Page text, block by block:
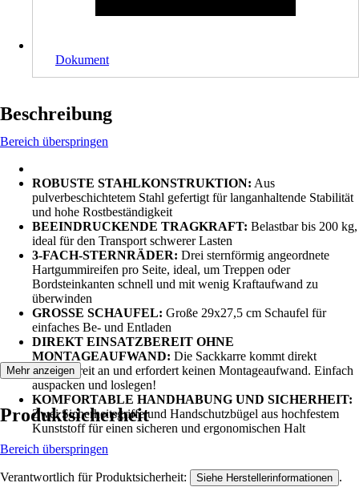
Dokument
Beschreibung
Bereich überspringen
ROBUSTE STAHLKONSTRUKTION: Aus
pulverbeschichtetem Stahl gefertigt für langanhaltende Stabilität
und hohe Rostbeständigkeit
BEEINDRUCKENDE TRAGKRAFT: Belastbar bis 200 kg,
ideal für den Transport schwerer Lasten
3-FACH-STERNRÄDER: Drei sternförmig angeordnete
Hartgummireifen pro Seite, ideal, um Treppen oder
Bordsteinkanten schnell und mit wenig Kraftaufwand zu
überwinden
GROSSE SCHAUFEL: Große 29x27,5 cm Schaufel für
einfaches Be- und Entladen
DIREKT EINSATZBEREIT OHNE
MONTAGEAUFWAND: Die Sackkarre kommt direkt
einsatzbereit an und erfordert keinen Montageaufwand. Einfach
auspacken und loslegen!
KOMFORTABLE HANDHABUNG UND SICHERHEIT:
Zwei Sicherheitsgriffe und Handschutzbügel aus hochfestem
Kunststoff für einen sicheren und ergonomischen Halt
Mehr anzeigen
Produktsicherheit
Bereich überspringen
Verantwortlich für Produktsicherheit: Siehe Herstellerinformationen .